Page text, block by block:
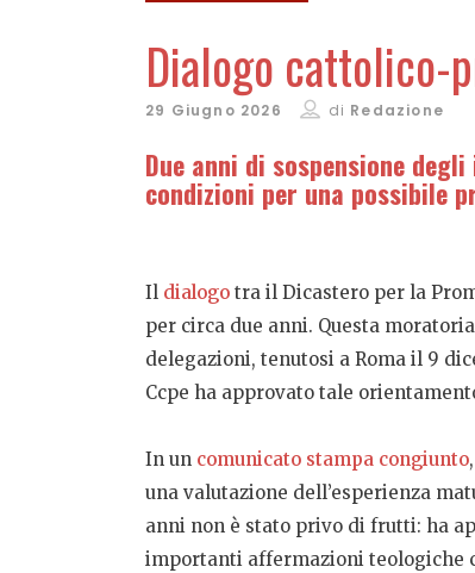
Dialogo cattolico-
29 Giugno 2026 di Redazione
Due anni di sospensione
condizioni per una possibile
Il dialogo tra il Dicastero per la
per circa due anni. Questa
delegazioni, tenutosi a Roma il 9
Ccpe ha approvato tale
In un comunicato stampa congiunto
una valutazione dell’esperienza
anni non è stato privo di frutti: ha
importanti affermazioni teologiche